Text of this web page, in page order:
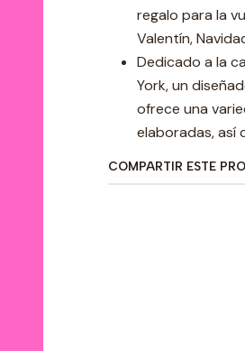
regalo para la
Valentín,
Dedicado a la
York, un
ofrece una
elaboradas, así
COMPARTIR ESTE